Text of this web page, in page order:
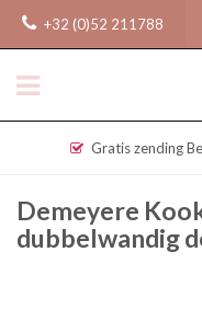
+32 (0)52 211788
Gratis zending
Demeyere
dubbelwandig